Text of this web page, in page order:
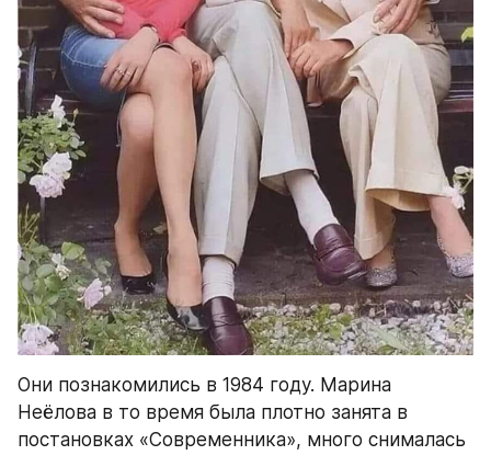
Они познакомились в 1984 году. Марина
Неёлова в то время была плотно занята в
постановках «Современника», много снималась